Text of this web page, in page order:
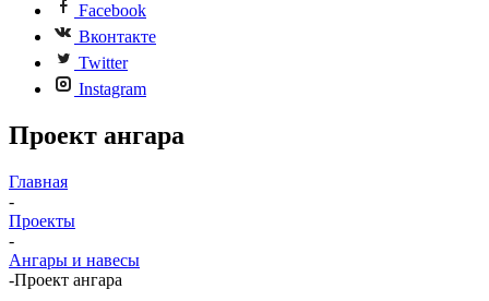
Facebook
Вконтакте
Twitter
Instagram
Проект ангара
Главная
-
Проекты
-
Ангары и навесы
-Проект ангара